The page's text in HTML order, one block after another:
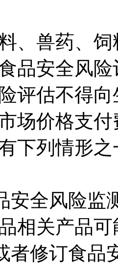
、兽药、
品安全风
评估不得
场价格支付
下列情形之
安全风险监
相关产品
者修订食品